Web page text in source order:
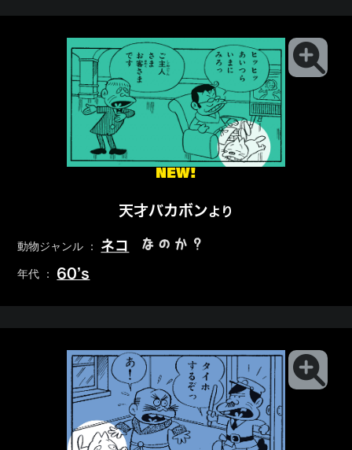
NEW!
天才バカボンより
動物ジャンル ： ネコ なのか？
年代 ： 60’s